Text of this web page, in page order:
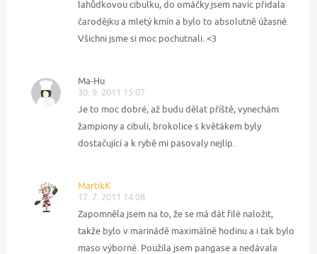
lahůdkovou cibulku, do omáčky jsem navíc přidala
čarodějku a mletý kmín a bylo to absolutně úžasné.
Všichni jsme si moc pochutnali. <3
Ma-Hu
30. 9. 2011 15:07
Je to moc dobré, až budu dělat příště, vynechám
žampiony a cibuli, brokolice s květákem byly
dostačující a k rybě mi pasovaly nejlíp.
MartikK
17. 7. 2011 14:08
Zapomněla jsem na to, že se má dát filé naložit,
takže bylo v marinádě maximálně hodinu a i tak bylo
maso výborné. Použila jsem pangase a nedávala